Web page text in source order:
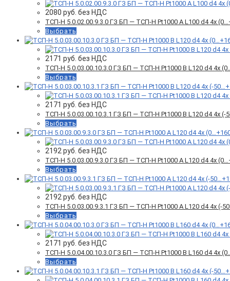
2080 руб. без НДС
ТСП-Н 5.0.02.00.9.3.0 ГЗ БП — ТСП-Н Pt1000 A L100 d4 4x
Выбрать
2171 руб. без НДС
ТСП-Н 5.0.03.00.10.3.0 ГЗ БП — ТСП-Н Pt1000 B L120 d4 4x
Выбрать
2171 руб. без НДС
ТСП-Н 5.0.03.00.10.3.1 ГЗ БП — ТСП-Н Pt1000 B L120 d4 4x
Выбрать
2192 руб. без НДС
ТСП-Н 5.0.03.00.9.3.0 ГЗ БП — ТСП-Н Pt1000 A L120 d4 4x
Выбрать
2192 руб. без НДС
ТСП-Н 5.0.03.00.9.3.1 ГЗ БП — ТСП-Н Pt1000 A L120 d4 4x (-
Выбрать
2171 руб. без НДС
ТСП-Н 5.0.04.00.10.3.0 ГЗ БП — ТСП-Н Pt1000 B L160 d4 4x
Выбрать